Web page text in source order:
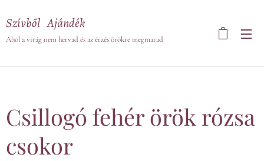
Szívből Ajándék
Ahol a virág nem hervad és az érzés örökre megmarad
Csillogó fehér örök rózsa
csokor